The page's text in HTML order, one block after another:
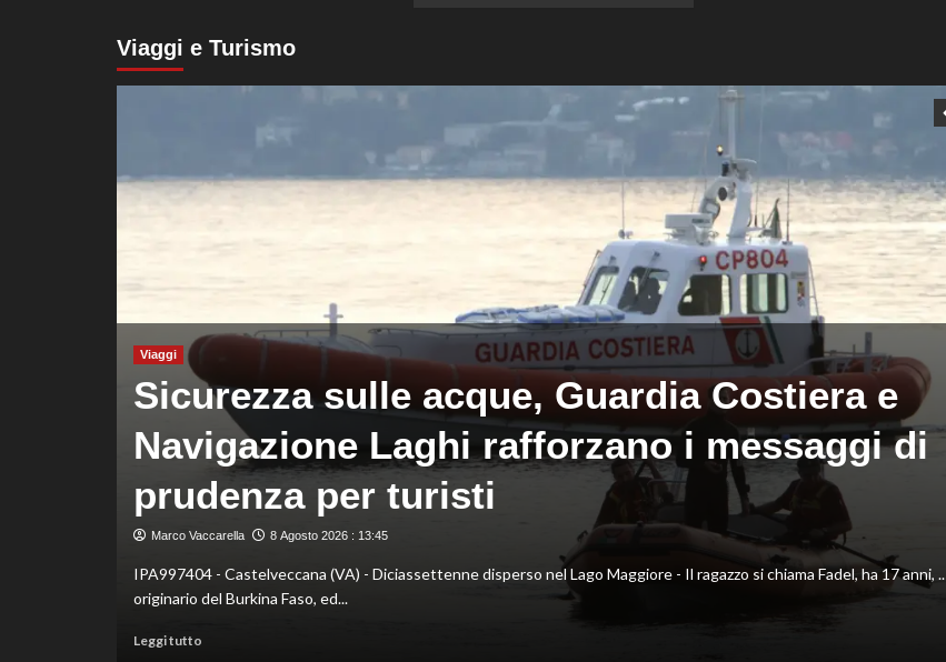
Gran
ed
bronzo
knockout
di
fondo,
quarto
nella
gara
maschile
staff
Mancini:
Bollini
vice,
Oriali
torna
team
manager,
Bonucci
tra
collaboratori
Viaggi e Turismo
Viaggi
Sicurezza sulle acque, Guardia Costiera e
Navigazione Laghi rafforzano i messaggi di
prudenza per turisti
Marco Vaccarella 8 Agosto 2026 : 13:45
IPA997404 - Castelveccana (VA) - Diciassettenne disperso nel Lago Maggiore - Il ragazzo si chiama Fadel, ha 17 anni, ..
originario del Burkina Faso, ed...
Leggi tuttoLeggi